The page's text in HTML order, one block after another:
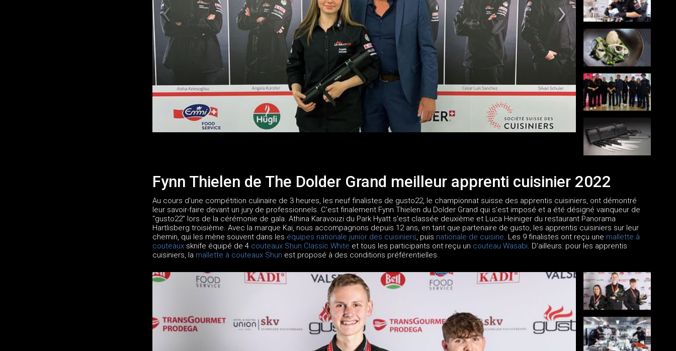
Fynn Thielen de The Dolder Grand meilleur apprenti cuisinier 2022
Au cours d'une compétition culinaire de 3 heures, les neuf finalistes de gusto22, le championnat suisse des apprentis cuisiniers, ont démontré
leur savoir-faire devant un jury de professionnels. C'est finalement Fynn Thielen du Dolder Grand qui s'est imposé et a été désigné vainqueur de
"gusto22" lors de la cérémonie de gala. Athina Karavouzi du Park Hyatt s'est classée deuxième et Luca Heiniger du restaurant Panorama
Hartlisberg troisième. Avec la marque Kai, nous accompagnons depuis 12 ans, en tant que partenaire de gusto, les apprentis cuisiniers sur leur
chemin, qui les mène souvent dans les équipes nationale junior des cuisiniers, puis nationale de cuisine. Les 9 finalistes ont reçu une mallette à
couteauxsknife équipé de 4 couteaux Shun Classic White et tous les participants ont reçu un couteau Wasabi. D'ailleurs: pour les apprentis
cuisiniers, la mallette à couteaux Shun est proposé à des conditions préférentielles.